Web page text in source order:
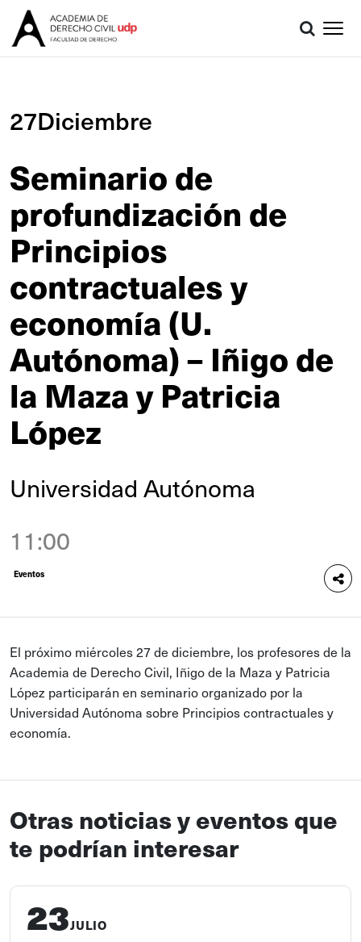
27Diciembre
Seminario de
profundización de
Principios
contractuales y
economía (U.
Autónoma) – Iñigo de
la Maza y Patricia
López
Universidad Autónoma
11:00
Eventos
El próximo miércoles 27 de diciembre, los profesores de la
Academia de Derecho Civil, Iñigo de la Maza y Patricia
López participarán en seminario organizado por la
Universidad Autónoma sobre Principios contractuales y
economía.
Otras noticias y eventos que
te podrían interesar
23JULIO